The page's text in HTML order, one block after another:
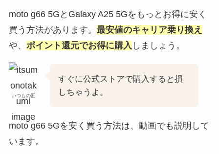
moto g66 5GとGalaxy A25 5Gをもっとお得に安く
買う方法があります。 最安値のキャリア乗り換え
や、 ポイント還元でお得に購入 しましょう。
いつもの匠
すぐに公式ストアで購入すると損
しちゃうよ。
moto g66 5Gを安く買う方法は、動画でも説明して
います。